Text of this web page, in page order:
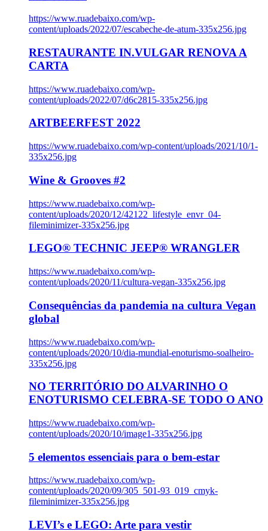
https://www.ruadebaixo.com/wp-
content/uploads/2022/07/escabeche-de-atum-335x256.jpg
RESTAURANTE IN.VULGAR RENOVA A
CARTA
https://www.ruadebaixo.com/wp-
content/uploads/2022/07/d6c2815-335x256.jpg
ARTBEERFEST 2022
https://www.ruadebaixo.com/wp-content/uploads/2021/10/1-
335x256.jpg
Wine & Grooves #2
https://www.ruadebaixo.com/wp-
content/uploads/2020/12/42122_lifestyle_envr_04-
fileminimizer-335x256.jpg
LEGO® TECHNIC JEEP® WRANGLER
https://www.ruadebaixo.com/wp-
content/uploads/2020/11/cultura-vegan-335x256.jpg
Consequências da pandemia na cultura Vegan
global
https://www.ruadebaixo.com/wp-
content/uploads/2020/10/dia-mundial-enoturismo-soalheiro-
335x256.jpg
NO TERRITÓRIO DO ALVARINHO O
ENOTURISMO CELEBRA-SE TODO O ANO
https://www.ruadebaixo.com/wp-
content/uploads/2020/10/image1-335x256.jpg
5 elementos essenciais para o bem-estar
https://www.ruadebaixo.com/wp-
content/uploads/2020/09/305_501-93_019_cmyk-
fileminimizer-335x256.jpg
LEVI’s e LEGO: Arte para vestir